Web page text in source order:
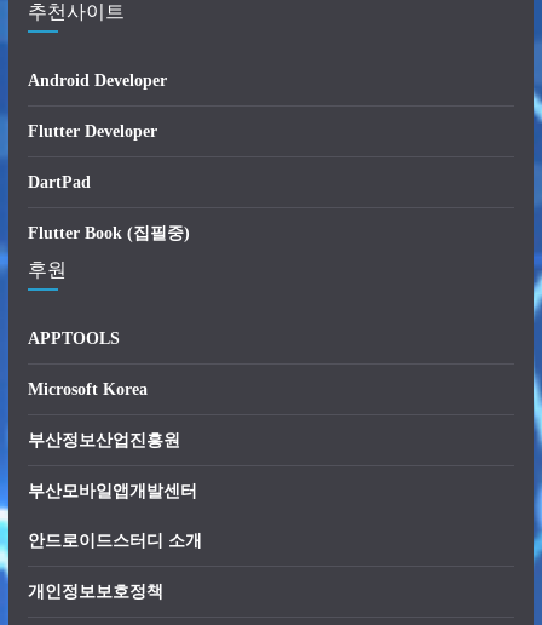
추천사이트
Android Developer
Flutter Developer
DartPad
Flutter Book (집필중)
후원
APPTOOLS
Microsoft Korea
부산정보산업진흥원
부산모바일앱개발센터
안드로이드스터디 소개
개인정보보호정책